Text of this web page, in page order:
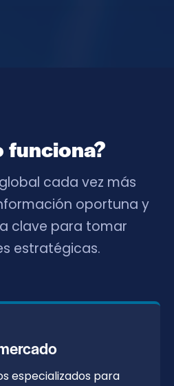
funciona?
cada vez más
oportuna y
clave para tomar
estratégicas.
especializados para